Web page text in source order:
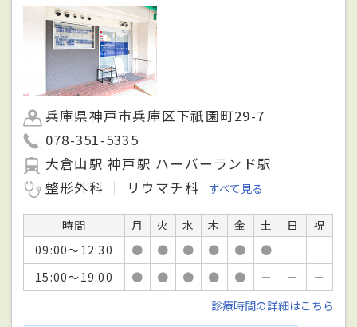
兵庫県神戸市兵庫区下祇園町29-7
078-351-5335
大倉山駅 神戸駅 ハーバーランド駅
整形外科
リウマチ科 すべて見る
時間 月 火 水 木 金 土 日
祝
09:00～12:30
● ● ● ● ● ● －
－
15:00～19:00
● ● ● ● ● － －
－
診療時間の詳細はこちら